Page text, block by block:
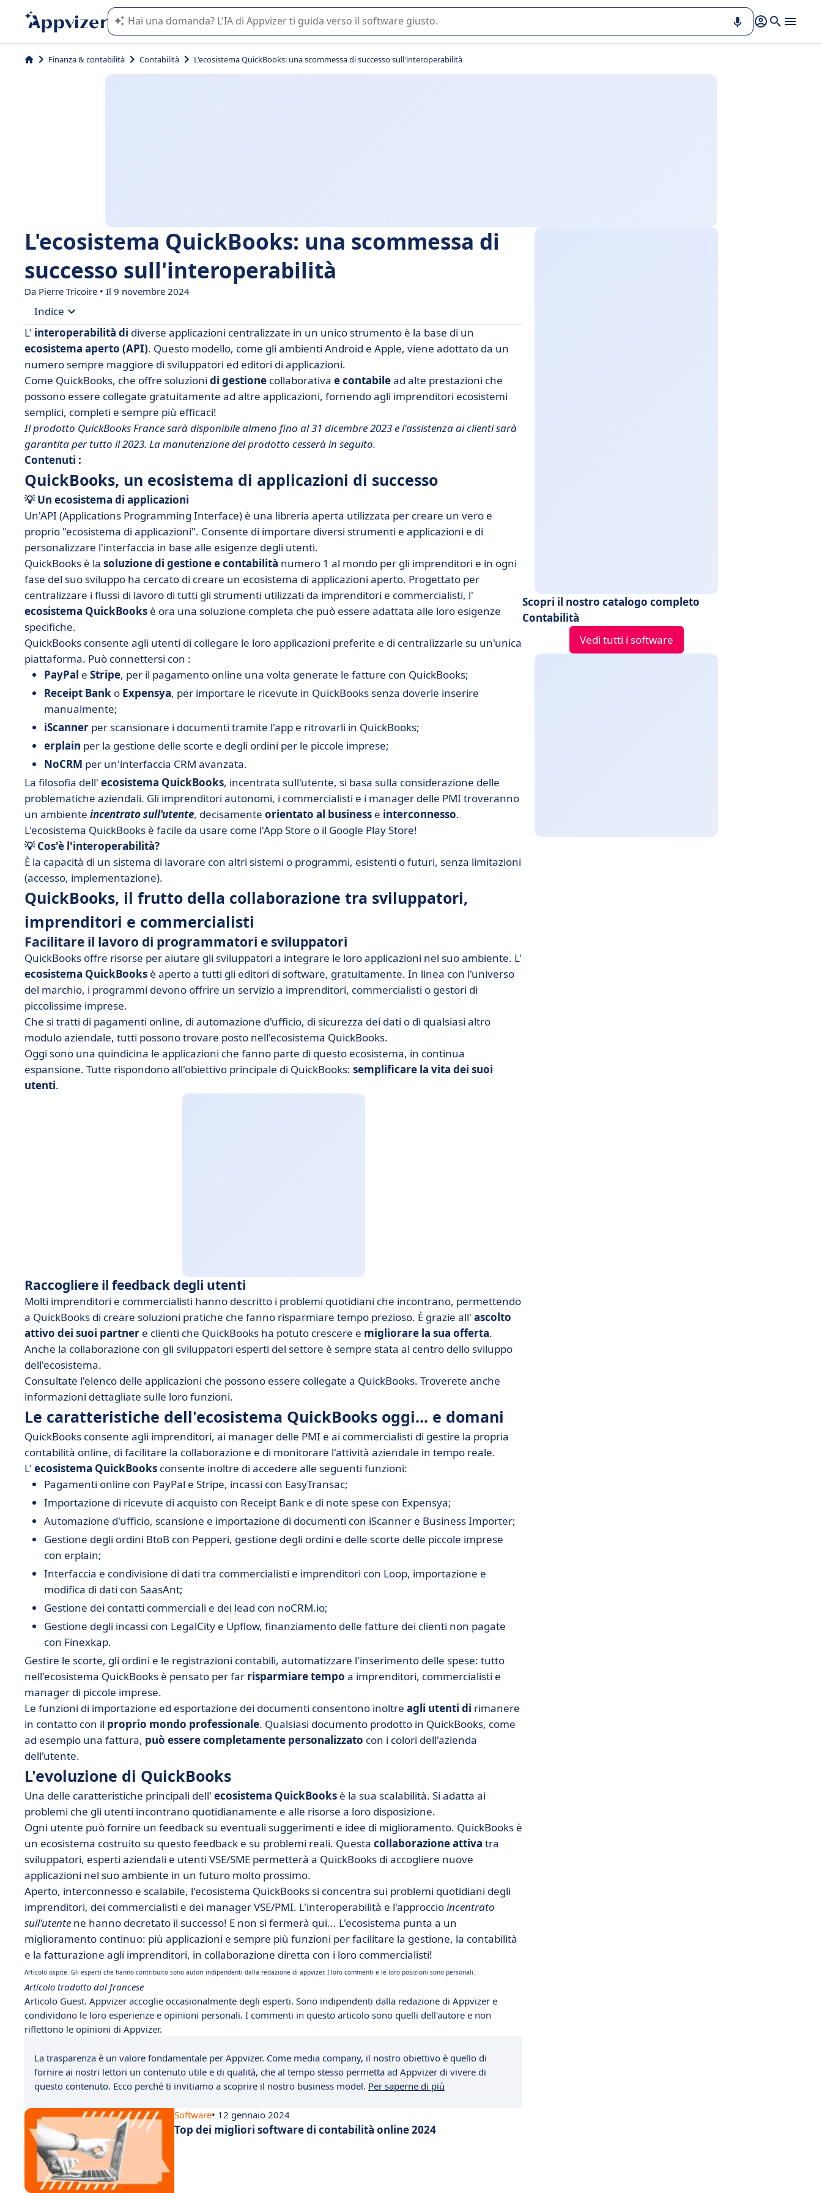
L'IA di Appvizer vi guida nell'utilizzo o nella scelta di un software SaaS per la vostra azienda.
Finanza & contabilità Contabilità L'ecosistema QuickBooks: una scommessa di successo sull'interoperabilità
L'ecosistema QuickBooks: una scommessa di
successo sull'interoperabilità
Da Pierre Tricoire • Il 9 novembre 2024
Indice
• QuickBooks, un ecosistema di applicazioni di successo
• QuickBooks, il frutto della collaborazione tra sviluppatori, imprenditori e commercialisti
• Le caratteristiche dell'ecosistema QuickBooks oggi... e domani
• L'evoluzione di QuickBooks
L' interoperabilità di diverse applicazioni centralizzate in un unico strumento è la base di un
ecosistema aperto (API). Questo modello, come gli ambienti Android e Apple, viene adottato da un
numero sempre maggiore di sviluppatori ed editori di applicazioni.
Come QuickBooks, che offre soluzioni di gestione collaborativa e contabilead alte prestazioni che
possono essere collegate gratuitamente ad altre applicazioni, fornendo agli imprenditori ecosistemi
semplici, completi e sempre più efficaci!
Il prodotto QuickBooks France sarà disponibile almeno fino al 31 dicembre 2023 e l'assistenza ai clienti sarà
garantita per tutto il 2023. La manutenzione del prodotto cesserà in seguito.
Contenuti :
QuickBooks, un ecosistema di applicazioni di successo
💡 Un ecosistema di applicazioni
Un'API (Applications Programming Interface) è una libreria aperta utilizzata per creare un vero e
proprio "ecosistema di applicazioni". Consente di importare diversi strumenti e applicazioni e di
personalizzare l'interfaccia in base alle esigenze degli utenti.
QuickBooks è la soluzione di gestione e contabilità numero 1 al mondo per gli imprenditori e in ogni
fase del suo sviluppo ha cercato di creare un ecosistema di applicazioni aperto. Progettato per
centralizzare i flussi di lavoro di tutti gli strumenti utilizzati da imprenditori e commercialisti, l'
ecosistema QuickBooks è ora una soluzione completa che può essere adattata alle loro esigenze
specifiche.
QuickBooks consente agli utenti di collegare le loro applicazioni preferite e di centralizzarle su un'unica
piattaforma. Può connettersi con :
PayPal e Stripe, per il pagamento online una volta generate le fatture con QuickBooks;
Receipt Bank o Expensya, per importare le ricevute in QuickBooks senza doverle inserire
manualmente;
iScanner per scansionare i documenti tramite l'app e ritrovarli in QuickBooks;
erplain per la gestione delle scorte e degli ordini per le piccole imprese;
NoCRM per un'interfaccia CRM avanzata.
La filosofia dell' ecosistema QuickBooks, incentrata sull'utente, si basa sulla considerazione delle
problematiche aziendali. Gli imprenditori autonomi, i commercialisti e i manager delle PMI troveranno
un ambiente incentrato sull'utente, decisamente orientato al business e interconnesso.
L'ecosistema QuickBooks è facile da usare come l'App Store o il Google Play Store!
💡 Cos'è l'interoperabilità?
È la capacità di un sistema di lavorare con altri sistemi o programmi, esistenti o futuri, senza limitazioni
(accesso, implementazione).
QuickBooks, il frutto della collaborazione tra sviluppatori,
imprenditori e commercialisti
Facilitare il lavoro di programmatori e sviluppatori
QuickBooks offre risorse per aiutare gli sviluppatori a integrare le loro applicazioni nel suo ambiente. L'
ecosistema QuickBooks è aperto a tutti gli editori di software, gratuitamente. In linea con l'universo
del marchio, i programmi devono offrire un servizio a imprenditori, commercialisti o gestori di
piccolissime imprese.
Che si tratti di pagamenti online, di automazione d'ufficio, di sicurezza dei dati o di qualsiasi altro
modulo aziendale, tutti possono trovare posto nell'ecosistema QuickBooks.
Oggi sono una quindicina le applicazioni che fanno parte di questo ecosistema, in continua
espansione. Tutte rispondono all'obiettivo principale di QuickBooks: semplificare la vita dei suoi
utenti.
Raccogliere il feedback degli utenti
Molti imprenditori e commercialisti hanno descritto i problemi quotidiani che incontrano, permettendo
a QuickBooks di creare soluzioni pratiche che fanno risparmiare tempo prezioso. È grazie all' ascolto
attivo dei suoi partner e clienti che QuickBooks ha potuto crescere e migliorare la sua offerta.
Anche la collaborazione con gli sviluppatori esperti del settore è sempre stata al centro dello sviluppo
dell'ecosistema.
Consultate l'elenco delle applicazioni che possono essere collegate a QuickBooks. Troverete anche
informazioni dettagliate sulle loro funzioni.
Le caratteristiche dell'ecosistema QuickBooks oggi... e domani
QuickBooks consente agli imprenditori, ai manager delle PMI e ai commercialisti di gestire la propria
contabilità online, di facilitare la collaborazione e di monitorare l'attività aziendale in tempo reale.
L' ecosistema QuickBooks consente inoltre di accedere alle seguenti funzioni:
Pagamenti online con PayPal e Stripe, incassi con EasyTransac;
Importazione di ricevute di acquisto con Receipt Bank e di note spese con Expensya;
Automazione d'ufficio, scansione e importazione di documenti con iScanner e Business Importer;
Gestione degli ordini BtoB con Pepperi, gestione degli ordini e delle scorte delle piccole imprese
con erplain;
Interfaccia e condivisione di dati tra commercialisti e imprenditori con Loop, importazione e
modifica di dati con SaasAnt;
Gestione dei contatti commerciali e dei lead con noCRM.io;
Gestione degli incassi con LegalCity e Upflow, finanziamento delle fatture dei clienti non pagate
con Finexkap.
Gestire le scorte, gli ordini e le registrazioni contabili, automatizzare l'inserimento delle spese: tutto
nell'ecosistema QuickBooks è pensato per far risparmiare tempo a imprenditori, commercialisti e
manager di piccole imprese.
Le funzioni di importazione ed esportazione dei documenti consentono inoltre agli utenti di rimanere
in contatto con il proprio mondo professionale. Qualsiasi documento prodotto in QuickBooks, come
ad esempio una fattura, può essere completamente personalizzato con i colori dell'azienda
dell'utente.
L'evoluzione di QuickBooks
Una delle caratteristiche principali dell' ecosistema QuickBooks è la sua scalabilità. Si adatta ai
problemi che gli utenti incontrano quotidianamente e alle risorse a loro disposizione.
Ogni utente può fornire un feedback su eventuali suggerimenti e idee di miglioramento. QuickBooks è
un ecosistema costruito su questo feedback e su problemi reali. Questa collaborazione attiva tra
sviluppatori, esperti aziendali e utenti VSE/SME permetterà a QuickBooks di accogliere nuove
applicazioni nel suo ambiente in un futuro molto prossimo.
Aperto, interconnesso e scalabile, l'ecosistema QuickBooks si concentra sui problemi quotidiani degli
imprenditori, dei commercialisti e dei manager VSE/PMI. L'interoperabilità e l'approccioincentrato
sull'utente ne hanno decretato il successo! E non si fermerà qui... L'ecosistema punta a un
miglioramento continuo: più applicazioni e sempre più funzioni per facilitare la gestione, la contabilità
e la fatturazione agli imprenditori, in collaborazione diretta con i loro commercialisti!
Articolo ospite. Gli esperti che hanno contribuito sono autori indipendenti dalla redazione di appvizer. I loro commenti e le loro posizioni sono personali.
Articolo tradotto dal francese
Articolo Guest. Appvizer accoglie occasionalmente degli esperti. Sono indipendenti dalla redazione di Appvizer e
condividono le loro esperienze e opinioni personali. I commenti in questo articolo sono quelli dell'autore e non
riflettono le opinioni di Appvizer.
La trasparenza è un valore fondamentale per Appvizer. Come media company, il nostro obiettivo è quello di
fornire ai nostri lettori un contenuto utile e di qualità, che al tempo stesso permetta ad Appvizer di vivere di
questo contenuto. Ecco perché ti invitiamo a scoprire il nostro business model. Per saperne di più
Scopri il nostro catalogo completo
Contabilità
Vedi tutti i software
Software• 12 gennaio 2024
Top dei migliori software di contabilità online 2024